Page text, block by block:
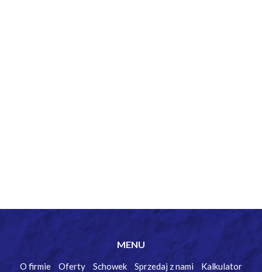
MENU
O firmie Oferty Schowek Sprzedaj z nami
Kalkulator